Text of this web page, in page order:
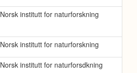
Norsk institutt for naturforskning
Norsk institutt for naturforskning
Norsk institutt for naturforsdkning